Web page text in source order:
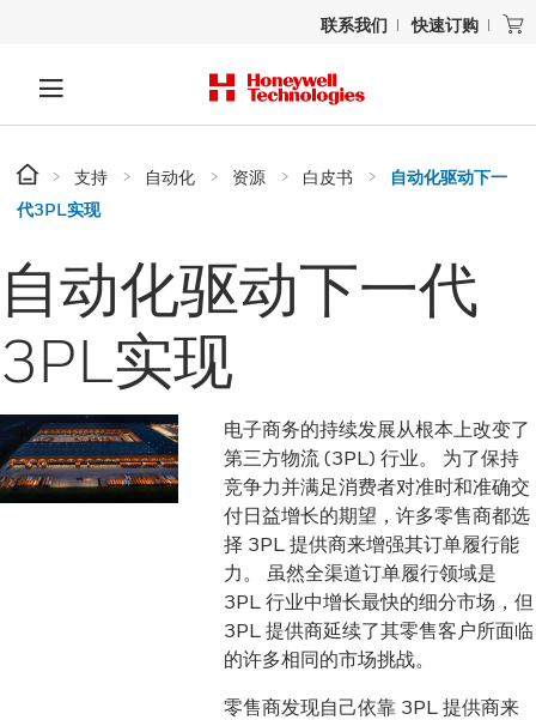
联系我们 快速订购
支持 自动化 资源 白皮书
自动化驱动下一
代3PL实现
自动化驱动下一代
3PL实现
电子商务的持续发展从根本上改变了
第三方物流 (3PL) 行业。 为了保持
竞争力并满足消费者对准时和准确交
付日益增长的期望，许多零售商都选
择 3PL 提供商来增强其订单履行能
力。 虽然全渠道订单履行领域是
3PL 行业中增长最快的细分市场，但
3PL 提供商延续了其零售客户所面临
的许多相同的市场挑战。
零售商发现自己依靠 3PL 提供商来